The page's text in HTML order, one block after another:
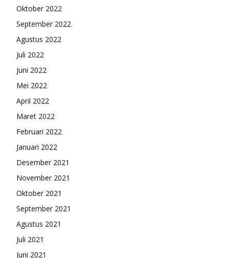
Oktober 2022
September 2022
Agustus 2022
Juli 2022
Juni 2022
Mei 2022
April 2022
Maret 2022
Februari 2022
Januari 2022
Desember 2021
November 2021
Oktober 2021
September 2021
Agustus 2021
Juli 2021
Juni 2021